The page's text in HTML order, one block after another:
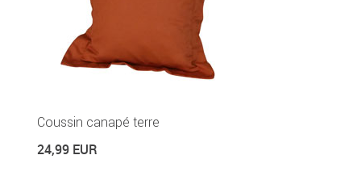
Coussin canapé terre
24,99 EUR